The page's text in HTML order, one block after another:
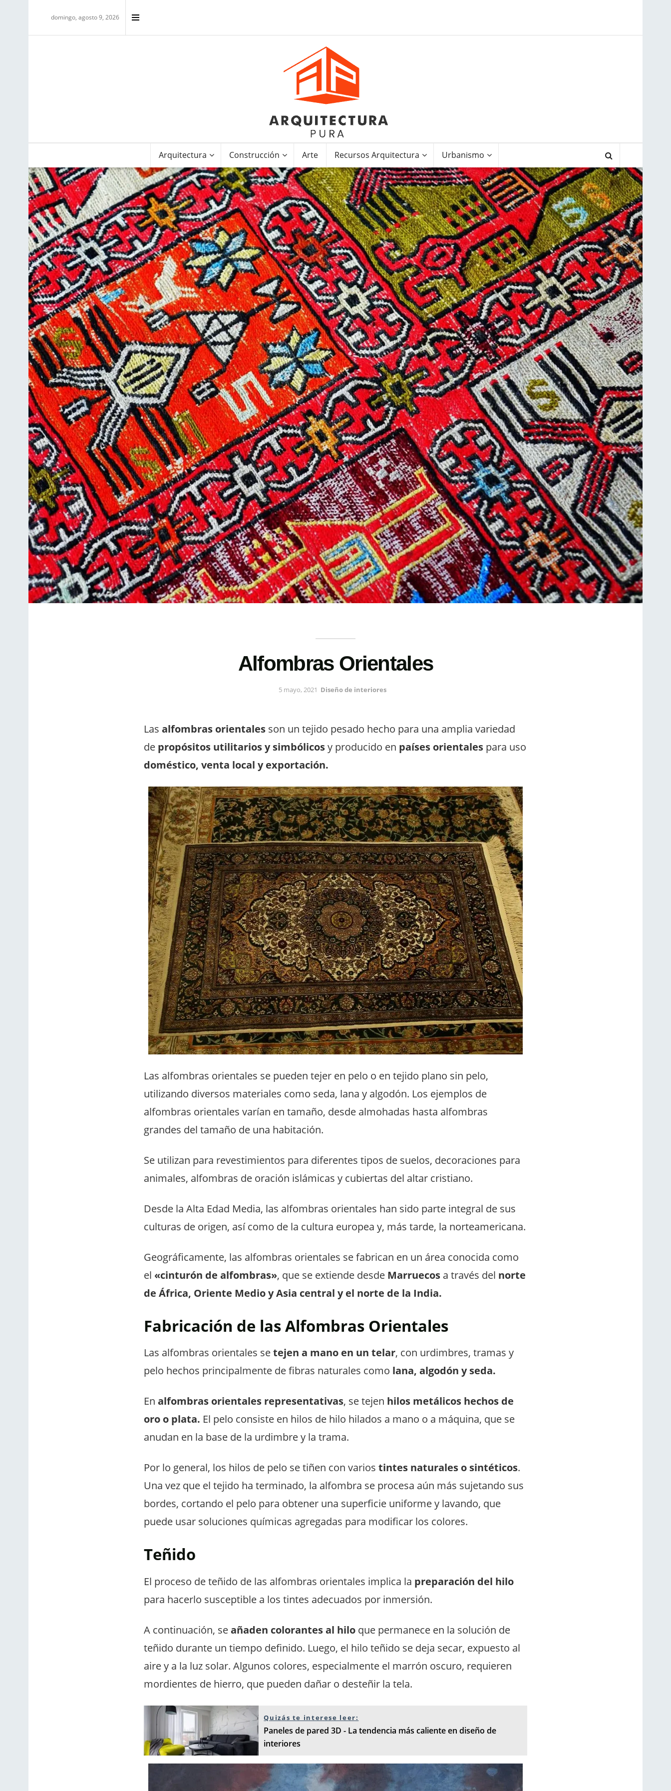
domingo, agosto 9, 2026
Arquitectura Construcción Arte Recursos Arquitectura Urbanismo
Alfombras Orientales
5 mayo, 2021 Diseño de interiores
Las alfombras orientales son un tejido pesado hecho para una amplia variedad
de propósitos utilitarios y simbólicosy producido en países orientales para uso
doméstico, venta local y exportación.
Las alfombras orientales se pueden tejer en pelo o en tejido plano sin pelo,
utilizando diversos materiales como seda, lana y algodón. Los ejemplos de
alfombras orientales varían en tamaño, desde almohadas hasta alfombras
grandes del tamaño de una habitación.
Se utilizan para revestimientos para diferentes tipos de suelos, decoraciones para
animales, alfombras de oración islámicas y cubiertas del altar cristiano.
Desde la Alta Edad Media, las alfombras orientales han sido parte integral de sus
culturas de origen, así como de la cultura europea y, más tarde, la norteamericana.
Geográficamente, las alfombras orientales se fabrican en un área conocida como
el «cinturón de alfombras», que se extiende desde Marruecos a través del norte
de África, Oriente Medio y Asia central y el norte de la India.
Fabricación de las Alfombras Orientales
Las alfombras orientales setejen a mano en un telar, con urdimbres, tramas y
pelo hechos principalmente de fibras naturales como lana, algodón y seda.
En alfombras orientales representativas, se tejen hilos metálicos hechos de
oro o plata. El pelo consiste en hilos de hilo hilados a mano o a máquina, que se
anudan en la base de la urdimbre y la trama.
Por lo general, los hilos de pelo se tiñen con varios tintes naturales o sintéticos.
Una vez que el tejido ha terminado, la alfombra se procesa aún más sujetando sus
bordes, cortando el pelo para obtener una superficie uniforme y lavando, que
puede usar soluciones químicas agregadas para modificar los colores.
Teñido
El proceso de teñido de las alfombras orientales implica la preparación del hilo
para hacerlo susceptible a los tintes adecuados por inmersión.
A continuación, seañaden colorantes al hilo que permanece en la solución de
teñido durante un tiempo definido. Luego, el hilo teñido se deja secar, expuesto al
aire y a la luz solar. Algunos colores, especialmente el marrón oscuro, requieren
mordientes de hierro, que pueden dañar o desteñir la tela.
Quizás te interese leer:
Paneles de pared 3D - La tendencia más caliente en diseño de
interiores